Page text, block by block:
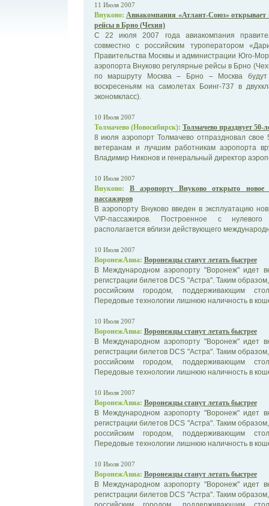
11 Июля 2007
Внуково: Авиакомпания «Атлант-Союз» открывает
рейсы в Брно (Чехия)
С 22 июля 2007 года авиакомпания
совместно с российским туроператором
Правительства Москвы и администрации Юго-
аэропорта Внуково регулярные рейсы в Брно
по маршруту Москва – Брно – Москва будут
воскресеньям на самолетах Боинг-737 в
экономкласс).
10 Июля 2007
Толмачево (Новосибирск): Толмачево празднует 50-
8 июля аэропорт Толмачево отпраздновал
ветеранам и лучшим работникам аэропорта
Владимир Никонов и генеральный директор
10 Июля 2007
Внуково:
В аэропорту Внуково открыто
пассажиров
В аэропорту Внуково введен в эксплуатацию
VIP-пассажиров. Построенное с
располагается вблизи действующего
10 Июля 2007
ВоронежАвиа: Воронежцы станут летать быстрее
В Международном аэропорту "Воронеж" идет
регистрации билетов DCS "Астра". Таким
российским городом, поддерживающим
Передовые технологии лишнюю наличность в
10 Июля 2007
ВоронежАвиа: Воронежцы станут летать быстрее
В Международном аэропорту "Воронеж" идет
регистрации билетов DCS "Астра". Таким
российским городом, поддерживающим
Передовые технологии лишнюю наличность в
10 Июля 2007
ВоронежАвиа: Воронежцы станут летать быстрее
В Международном аэропорту "Воронеж" идет
регистрации билетов DCS "Астра". Таким
российским городом, поддерживающим
Передовые технологии лишнюю наличность в
10 Июля 2007
ВоронежАвиа: Воронежцы станут летать быстрее
В Международном аэропорту "Воронеж" идет
регистрации билетов DCS "Астра". Таким